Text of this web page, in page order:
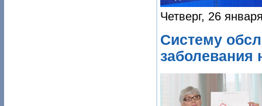
Четверг, 26
Систему
заболевания